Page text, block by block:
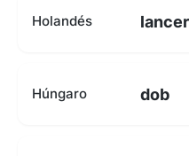
Holandés
Húngaro dob